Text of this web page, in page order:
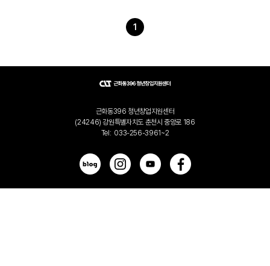
1
근화동396 청년창업지원센터
(24246) 강원특별자치도 춘천시 중앙로 186
Tel: 033-256-3961~2